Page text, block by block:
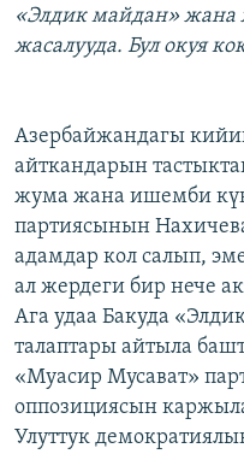
«Элдик майдан»
жасалууда. Бул окуя
Азербайжандагы
айткандарын
жума жана ишемби
партиясынын
адамдар кол салып,
ал жердеги бир нече
Ага удаа Бакуда
талаптары айтыла
«Муасир Мусават»
оппозициясын
Улуттук